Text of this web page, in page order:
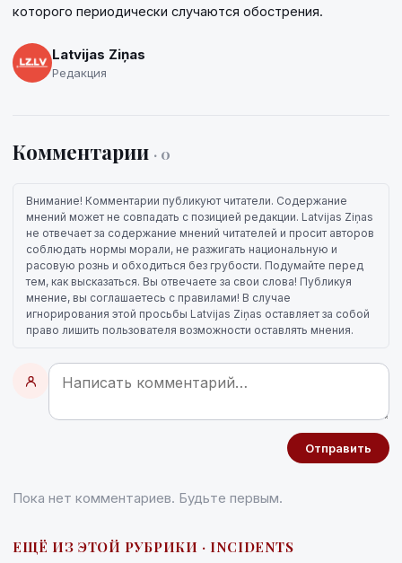
которого периодически случаются обострения.
Latvijas Ziņas
Редакция
Комментарии · 0
Внимание! Комментарии публикуют читатели. Содержание
мнений может не совпадать с позицией редакции. Latvijas Ziņas
не отвечает за содержание мнений читателей и просит авторов
соблюдать нормы морали, не разжигать национальную и
расовую рознь и обходиться без грубости. Подумайте перед
тем, как высказаться. Вы отвечаете за свои слова! Публикуя
мнение, вы соглашаетесь с правилами! В случае
игнорирования этой просьбы Latvijas Ziņas оставляет за собой
право лишить пользователя возможности оставлять мнения.
Отправить
Пока нет комментариев. Будьте первым.
ЕЩЁ ИЗ ЭТОЙ РУБРИКИ · INCIDENTS